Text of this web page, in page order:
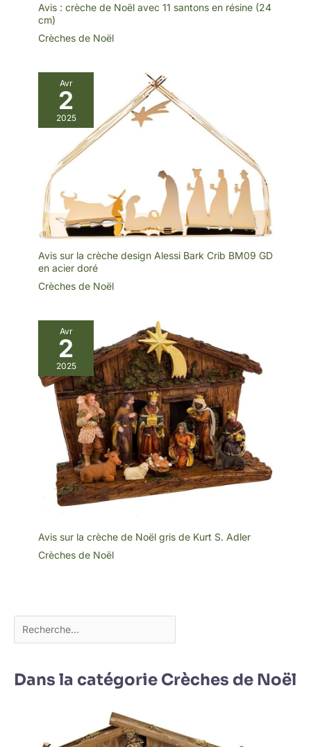
Avis : crèche de Noël avec 11 santons en résine (24
cm)
Crèches de Noël
Avr
2
2025
Avis sur la crèche design Alessi Bark Crib BM09 GD
en acier doré
Crèches de Noël
Avr
2
2025
Avis sur la crèche de Noël gris de Kurt S. Adler
Crèches de Noël
Dans la catégorie Crèches de Noël